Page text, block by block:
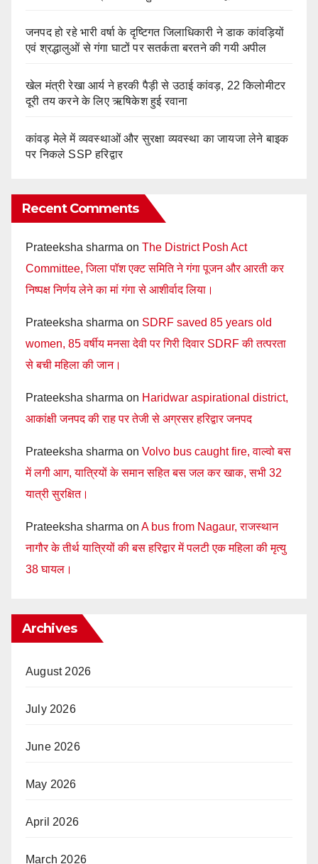
जनपद हो रहे भारी वर्षा के दृष्टिगत जिलाधिकारी ने डाक कांवड़ियों
एवं श्रद्धालुओं से गंगा घाटों पर सतर्कता बरतने की गयी अपील
खेल मंत्री रेखा आर्य ने हरकी पैड़ी से उठाई कांवड़, 22 किलोमीटर
दूरी तय करने के लिए ऋषिकेश हुई रवाना
कांवड़ मेले में व्यवस्थाओं और सुरक्षा व्यवस्था का जायजा लेने बाइक
पर निकले SSP हरिद्वार
Recent Comments
Prateeksha sharma on The District Posh Act
Committee, जिला पॉश एक्ट समिति ने गंगा पूजन और आरती कर
निष्पक्ष निर्णय लेने का मां गंगा से आशीर्वाद लिया।
Prateeksha sharma on SDRF saved 85 years old
women, 85 वर्षीय मनसा देवी पर गिरी दिवार SDRF की तत्परता
से बची महिला की जान।
Prateeksha sharma on Haridwar aspirational district,
आकांक्षी जनपद की राह पर तेजी से अग्रसर हरिद्वार जनपद
Prateeksha sharma on Volvo bus caught fire, वाल्वो बस
में लगी आग, यात्रियों के समान सहित बस जल कर खाक, सभी 32
यात्री सुरक्षित।
Prateeksha sharma on A bus from Nagaur, राजस्थान
नागौर के तीर्थ यात्रियों की बस हरिद्वार में पलटी एक महिला की मृत्यु
38 घायल।
Archives
August 2026
July 2026
June 2026
May 2026
April 2026
March 2026